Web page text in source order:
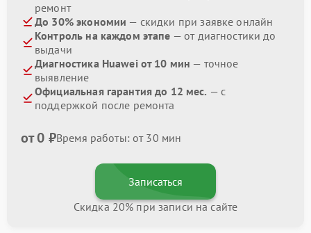
ремонт
До 30% экономии — скидки при заявке онлайн
Контроль на каждом этапе — от диагностики до
выдачи
Диагностика Huawei от 10 мин — точное
выявление
Официальная гарантия до 12 мес. — с
поддержкой после ремонта
от 0 ₽Время работы: от 30 мин
Записаться
Скидка 20% при записи на сайте